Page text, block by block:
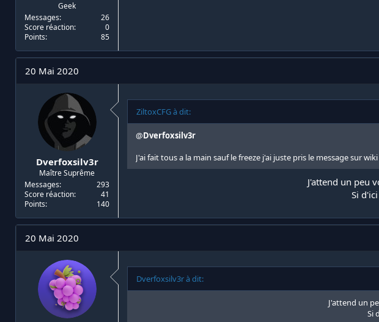
Geek
Messages
26
Score réaction
0
Points
85
20 Mai 2020
Dverfoxsilv3r
Maître Suprême
Messages
293
Score réaction
41
Points
140
ZiltoxCFG à dit:
@Dverfoxsilv3r
J'ai fait tous a la main sauf le freeze j'ai juste pris le message sur
J'attend un peu
Si
20 Mai 2020
Dverfoxsilv3r à dit:
J'attend un
Si